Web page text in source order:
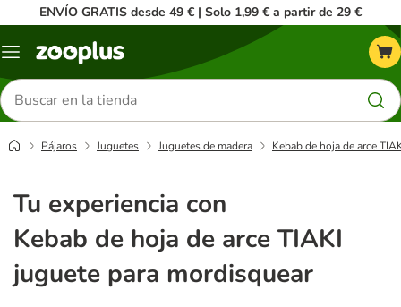
ENVÍO GRATIS desde 49 € | Solo 1,99 € a partir de 29 €
Menú
Buscar
productos
Pájaros Juguetes Juguetes de madera Kebab de hoja de arce
Tu experiencia con
Kebab de hoja de arce TIAKI
juguete para mordisquear